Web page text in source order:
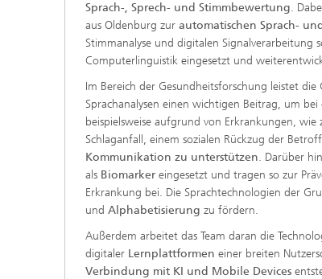
Sprach-, Sprech- und Stimmbewertung.
aus Oldenburg zur automatischen Sprach-
Stimmanalyse und digitalen Signalverarbeitung
Computerlinguistik eingesetzt und
Im Bereich der Gesundheitsforschung leistet die
Sprachanalysen einen wichtigen Beitrag, um
beispielsweise aufgrund von Erkrankungen, wie
Schlaganfall, einem sozialen Rückzug der
Kommunikation zu unterstützen. Darüber
als Biomarker eingesetzt und tragen so zur
Erkrankung bei. Die Sprachtechnologien der
und Alphabetisierung zu fördern.
Außerdem arbeitet das Team daran die
digitaler Lernplattformen einer breiten
Verbindung mit KI und Mobile Devices